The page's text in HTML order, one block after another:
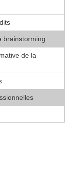
brainstorming
de la